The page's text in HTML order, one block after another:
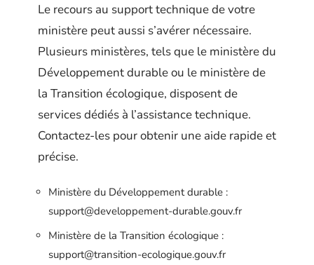
Le recours au support technique de votre
ministère peut aussi s’avérer nécessaire.
Plusieurs ministères, tels que le ministère du
Développement durable ou le ministère de
la Transition écologique, disposent de
services dédiés à l’assistance technique.
Contactez-les pour obtenir une aide rapide et
précise.
Ministère du Développement durable :
support@developpement-durable.gouv.fr
Ministère de la Transition écologique :
support@transition-ecologique.gouv.fr